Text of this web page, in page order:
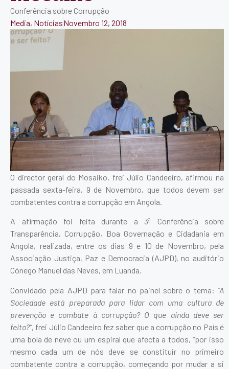
Conferência sobre Corrupção
Media, NotíciasNovembro 12, 2018
O director geral do Mosaiko, frei Júlio Candeeiro, afirmou na
passada sexta-feira, 9 de Novembro, que todos devem ser
combatentes contra a corrupção em Angola.
A afirmação foi feita durante a 3ª Conferência sobre
Transparência, Corrupção, Boa Governação e Cidadania em
Angola, realizada, entre os dias 9 e 10 de Novembro, pela
Associação Justiça, Paz e Democracia (AJPD), no auditório
Cónego Manuel das Neves, em Luanda.
Convidado pela AJPD para falar no painel sobre o tema: “A
Sociedade está preparada para lidar com uma cultura de
prevenção e combate à corrupção? O que ainda deve ser
feito?”, frei Júlio Candeeiro fez saber que a corrupção no País é
uma bola de neve ou um espiral que afecta a todos, “por isso
mesmo cada um de nós deve se constituir no primeiro
combatente contra a corrupção, começando por mudar a si